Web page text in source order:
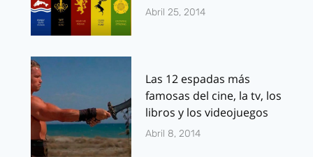
Abril 25, 2014
Las 12 espadas más
famosas del cine, la tv, los
libros y los videojuegos
Abril 8, 2014